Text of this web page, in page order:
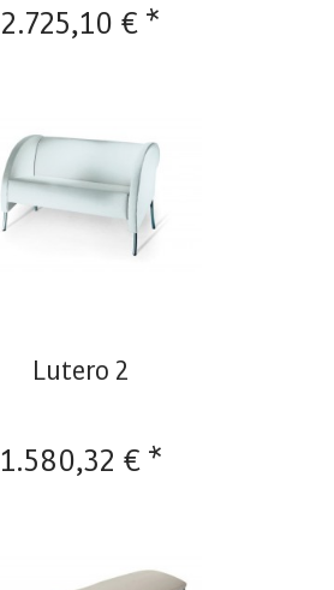
2.725,10 € *
Lutero 2
1.580,32 € *